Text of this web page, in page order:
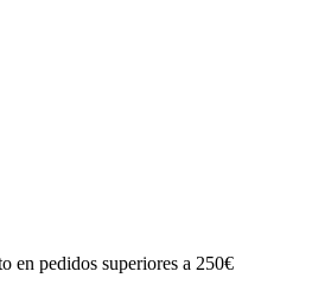
en pedidos superiores a 250€